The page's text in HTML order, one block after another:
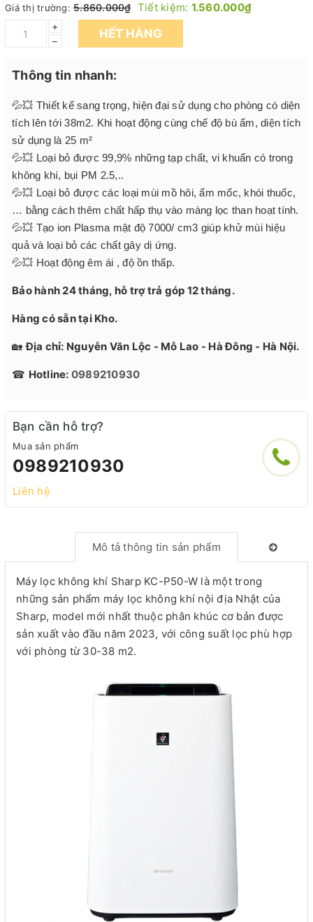
Giá thị trường: 5.860.000₫ Tiết kiệm: 1.560.000₫
+
–
HẾT HÀNG
Thông tin nhanh:
💦💥 Thiết kế sang trọng, hiện đại sử dụng cho phòng có diện
tích lên tới 38m2. Khi hoạt động cùng chế độ bù ẩm, diện tích
sử dụng là 25 m²
💦💥 Loại bỏ được 99,9% những tạp chất, vi khuẩn có trong
không khí, bụi PM 2.5,..
💦💥 Loại bỏ được các loại mùi mồ hôi, ẩm mốc, khói thuốc,
… bằng cách thêm chất hấp thụ vào màng lọc than hoạt tính.
💦💥 Tạo ion Plasma mật độ 7000/ cm3 giúp khử mùi hiệu
quả và loại bỏ các chất gây dị ứng.
💦💥 Hoạt động êm ái , độ ồn thấp.
Bảo hành 24 tháng, hỗ trợ trả góp 12 tháng.
Hàng có sẵn tại Kho.
🏡Địa chỉ: Nguyễn Văn Lộc - Mỗ Lao - Hà Đông - Hà Nội.
☎ Hotline: 0989210930
Bạn cần hỗ trợ?
Mua sản phẩm
0989210930
Liên hệ
Mô tả thông tin sản phẩm
Máy lọc không khí Sharp KC-P50-W là một trong
những sản phẩm máy lọc không khí nội địa Nhật của
Sharp, model mới nhất thuộc phân khúc cơ bản được
sản xuất vào đầu năm 2023, với công suất lọc phù hợp
với phòng từ 30-38 m2.